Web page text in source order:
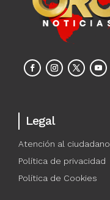
Legal
Atención al ciudadano
Política de privacidad
Política de Cookies